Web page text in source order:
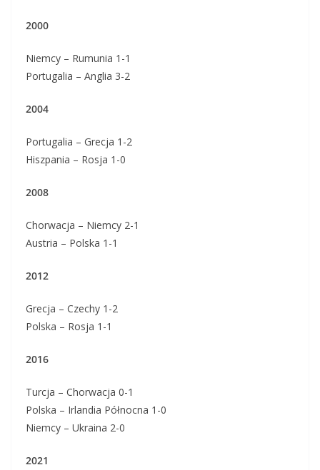
2000
Niemcy – Rumunia 1-1
Portugalia – Anglia 3-2
2004
Portugalia – Grecja 1-2
Hiszpania – Rosja 1-0
2008
Chorwacja – Niemcy 2-1
Austria – Polska 1-1
2012
Grecja – Czechy 1-2
Polska – Rosja 1-1
2016
Turcja – Chorwacja 0-1
Polska – Irlandia Północna 1-0
Niemcy – Ukraina 2-0
2021